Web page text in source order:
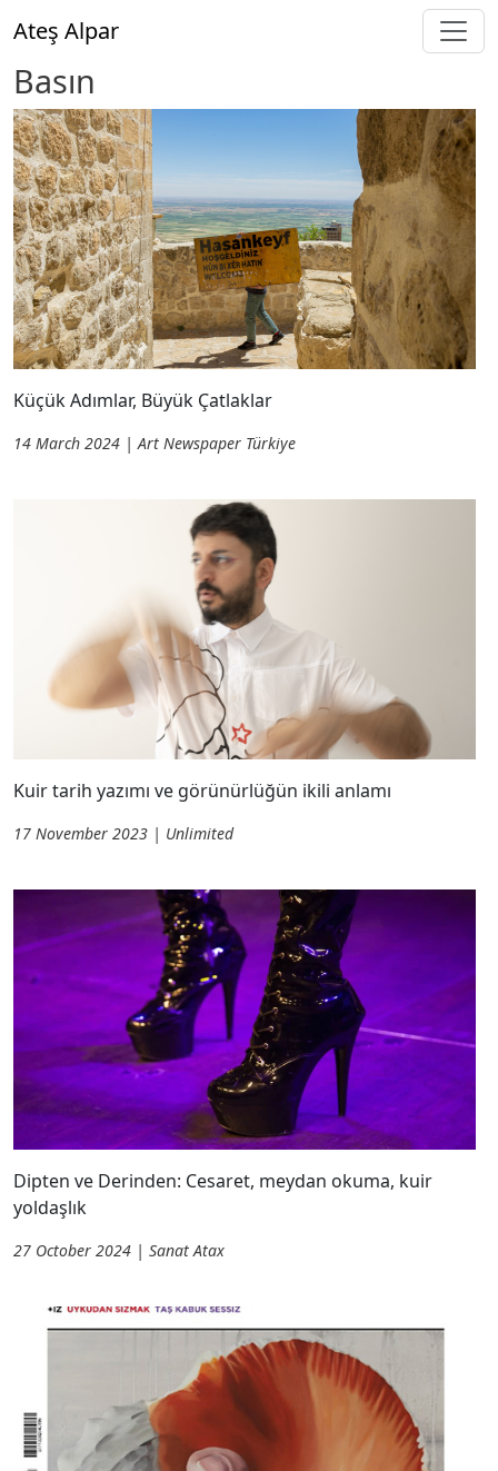
Ateş Alpar
Basın
Küçük Adımlar, Büyük Çatlaklar
14 March 2024 | Art Newspaper Türkiye
Kuir tarih yazımı ve görünürlüğün ikili anlamı
17 November 2023 | Unlimited
Dipten ve Derinden: Cesaret, meydan okuma, kuir
yoldaşlık
27 October 2024 | Sanat Atax